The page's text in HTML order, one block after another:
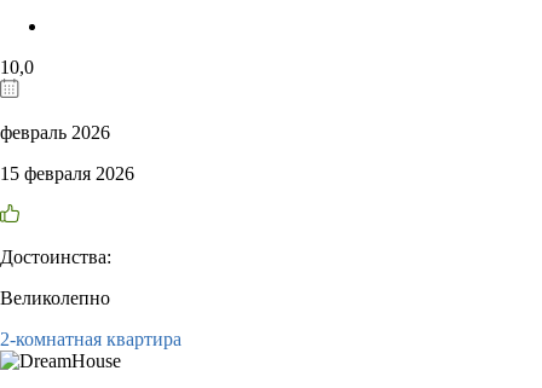
10,0
февраль 2026
15 февраля 2026
Достоинства:
Великолепно
2-комнатная квартира